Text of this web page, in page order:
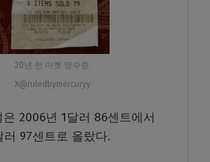
20년 전 마켓 영수증.
X@ruledbymercuryy
2006년 1달러 86센트에서
97센트로 올랐다.